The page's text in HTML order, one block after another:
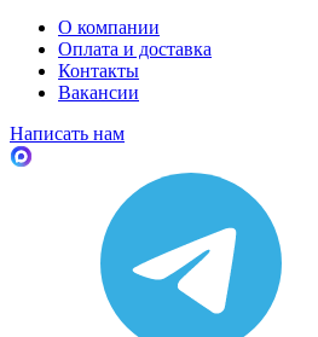
О компании
Оплата и доставка
Контакты
Вакансии
Написать нам